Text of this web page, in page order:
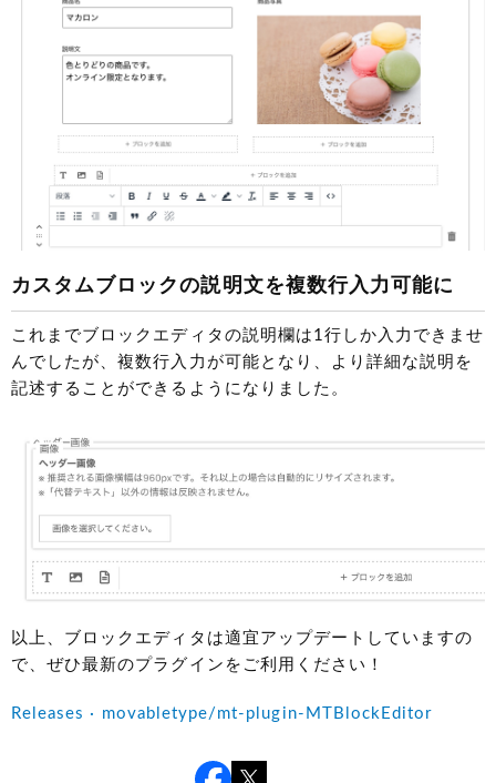
カスタムブロックの説明文を複数行入力可能に
これまでブロックエディタの説明欄は1行しか入力できませ
んでしたが、複数行入力が可能となり、より詳細な説明を
記述することができるようになりました。
以上、ブロックエディタは適宜アップデートしていますの
で、ぜひ最新のプラグインをご利用ください！
Releases · movabletype/mt-plugin-MTBlockEditor